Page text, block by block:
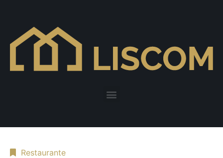
Restaurante